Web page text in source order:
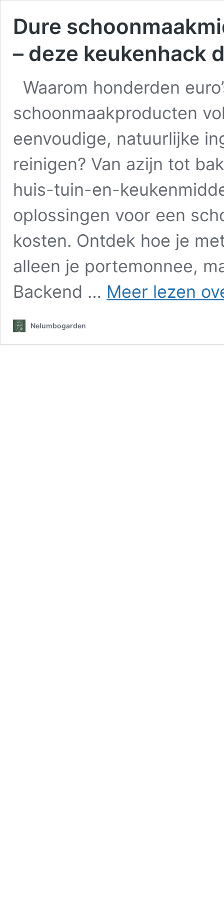
Dure
– deze keukenhack
Waarom honderden
schoonmaakproducten
eenvoudige, natuurlijke
reinigen? Van azijn tot
huis-tuin-en-
oplossingen voor een
kosten. Ontdek hoe je
alleen je portemonnee,
Backend … Meer lezen
Nelumbogarden